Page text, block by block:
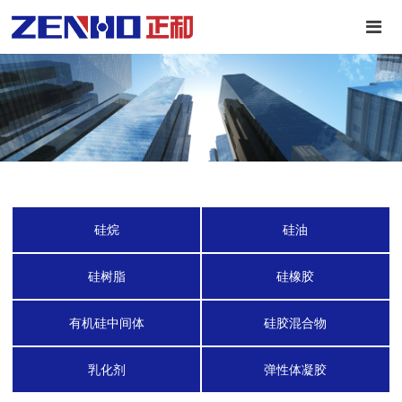
硅烷 硅油
硅树脂 硅橡胶
有机硅中间体 硅胶混合物
乳化剂 弹性体凝胶